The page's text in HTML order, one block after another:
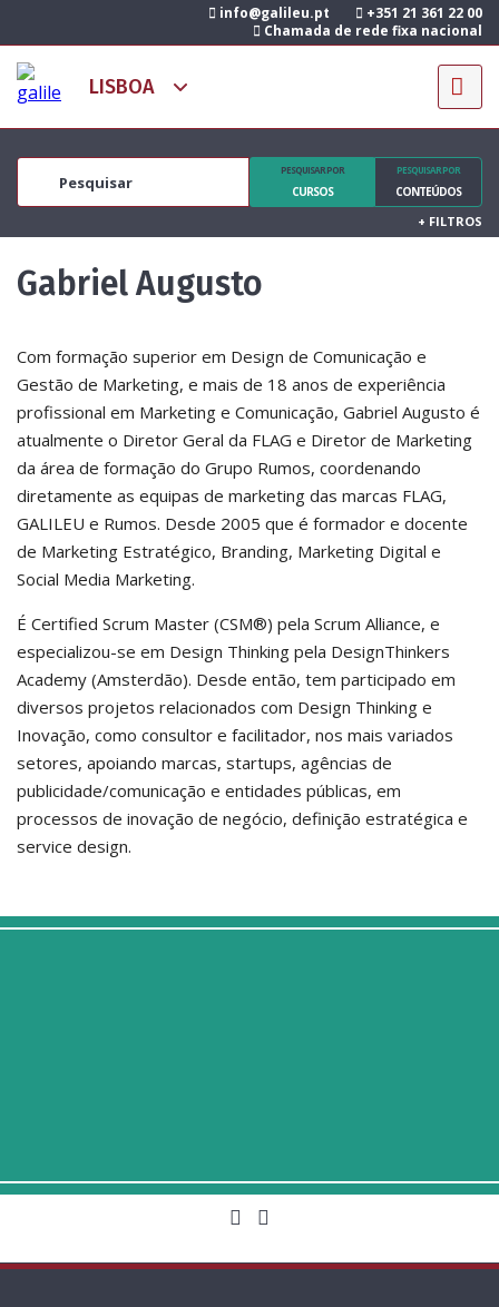
info@galileu.pt
+351 21 361 22 00
Chamada de rede fixa nacional
PESQUISAR POR
CURSOS
PESQUISAR POR
CONTEÚDOS
+ FILTROS
Gabriel Augusto
Com formação superior em Design de Comunicação e
Gestão de Marketing, e mais de 18 anos de experiência
profissional em Marketing e Comunicação, Gabriel Augusto é
atualmente o Diretor Geral da FLAG e Diretor de Marketing
da área de formação do Grupo Rumos, coordenando
diretamente as equipas de marketing das marcas FLAG,
GALILEU e Rumos. Desde 2005 que é formador e docente
de Marketing Estratégico, Branding, Marketing Digital e
Social Media Marketing.
É Certified Scrum Master (CSM®) pela Scrum Alliance, e
especializou-se em Design Thinking pela DesignThinkers
Academy (Amsterdão). Desde então, tem participado em
diversos projetos relacionados com Design Thinking e
Inovação, como consultor e facilitador, nos mais variados
setores, apoiando marcas, startups, agências de
publicidade/comunicação e entidades públicas, em
processos de inovação de negócio, definição estratégica e
service design.